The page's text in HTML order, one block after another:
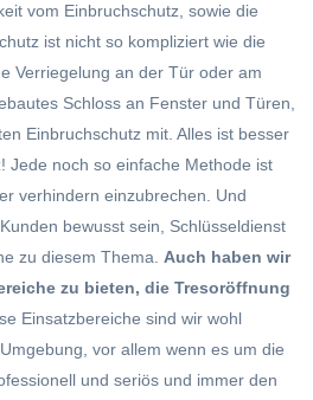
vom Einbruchschutz, sowie die
ist nicht so kompliziert wie die
Verriegelung an der Tür oder am
Schloss an Fenster und Türen,
Einbruchschutz mit. Alles ist besser
Jede noch so einfache Methode ist
verhindern einzubrechen. Und
bewusst sein, Schlüsseldienst
zu diesem Thema. Auch haben wir
zu bieten, die Tresoröffnung
Einsatzbereiche sind wir wohl
vor allem wenn es um die
und seriös und immer den